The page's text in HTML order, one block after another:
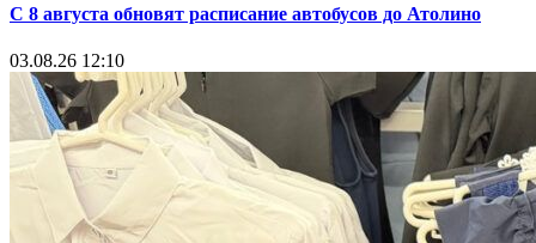
С 8 августа обновят расписание автобусов до Атолино
03.08.26 12:10